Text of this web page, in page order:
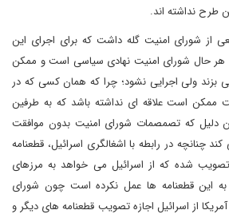
طرح نداشته اند.
از شورای امنیت گله داشت که برای اجرای این
به هر حال شورای امنیت نهادی سیاسی است و ممکن
ولی اجرایی نشود؛ چرا که همان کسی که در
ممکن است علاقه ای نداشته باشد که به طرفین
دلیل که تصمصمات شورای امنیت بدون موافقت
چنانچه در رابطه با اشغالگری اسرائیل، قطعنامه
امنیت تصویب شده که از اسرائیل می خواهد به مرزهای
به این قطعنامه ها عمل نکرده است چون شورای
از اسرائیل اجازه تصویب قطعنامه های دیگر و